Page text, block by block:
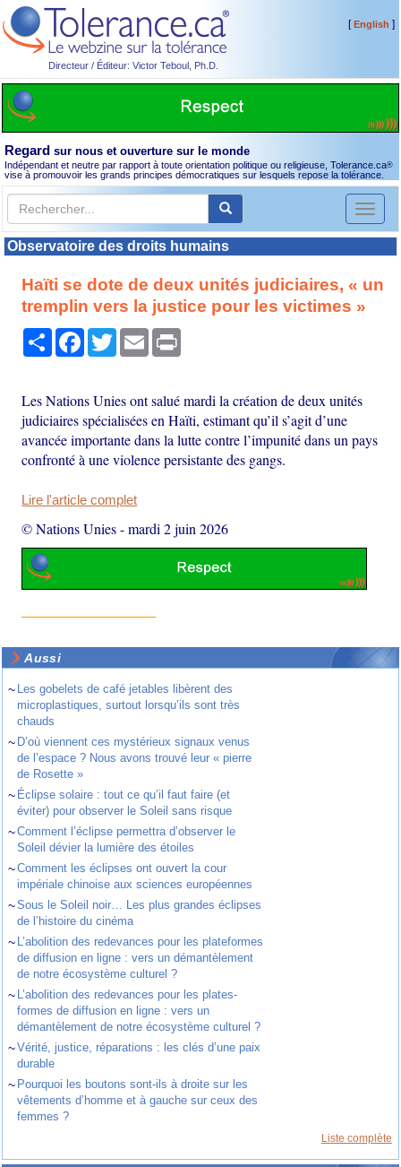
Directeur / Éditeur: Victor Teboul, Ph.D.
[English ]
Regard sur nous et ouverture sur le monde
Indépendant et neutre par rapport à toute orientation politique ou religieuse, Tolerance.ca®
vise à promouvoir les grands principes démocratiques sur lesquels repose la tolérance.
Toggle
Observatoire des droits humains
Haïti se dote de deux unités judiciaires, « un
tremplin vers la justice pour les victimes »
PartagerFacebook
TwitterEmail
Les Nations Unies ont salué mardi la création de deux unités
judiciaires spécialisées en Haïti, estimant qu’il s’agit d’une
avancée importante dans la lutte contre l’impunité dans un pays
confronté à une violence persistante des gangs.
Lire l'article complet
© Nations Unies-mardi 2 juin 2026
Aussi
~ Les gobelets de café jetables libèrent des
microplastiques, surtout lorsqu’ils sont très
chauds
~ D’où viennent ces mystérieux signaux venus
de l’espace ? Nous avons trouvé leur « pierre
de Rosette »
~ Éclipse solaire : tout ce qu’il faut faire (et
éviter) pour observer le Soleil sans risque
~Comment l’éclipse permettra d’observer le
Soleil dévier la lumière des étoiles
~Comment les éclipses ont ouvert la cour
impériale chinoise aux sciences européennes
~Sous le Soleil noir… Les plus grandes éclipses
de l’histoire du cinéma
~ L’abolition des redevances pour les plateformes
de diffusion en ligne : vers un démantèlement
de notre écosystème culturel ?
~ L’abolition des redevances pour les plates-
formes de diffusion en ligne : vers un
démantèlement de notre écosystème culturel ?
~Vérité, justice, réparations : les clés d’une paix
durable
~ Pourquoi les boutons sont-ils à droite sur les
vêtements d’homme et à gauche sur ceux des
femmes ?
Liste complète